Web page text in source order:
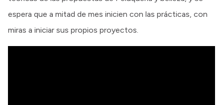
espera que a mitad de mes inicien con las prácticas, con
miras a iniciar sus propios proyectos.